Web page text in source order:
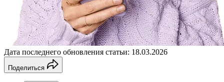
Дата последнего обновления статьи: 18.03.2026
Поделиться